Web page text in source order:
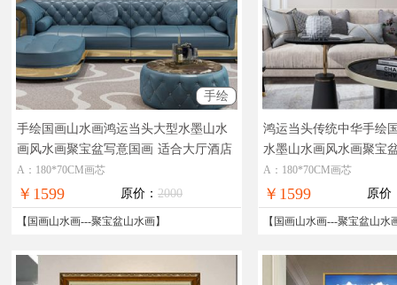
手绘
手绘国画山水画鸿运当头大型水墨山水
画风水画聚宝盆写意国画 适合大厅酒店
客厅的水墨山水画
A：180*70CM画芯
￥1599 原价： 2000
【 国画山水画---聚宝盆山水画】
鸿运当头传统中华手绘
水墨山水画风水画聚宝
好青山绿水红山头迎客
A：180*70CM画芯
￥1599 原价
【 国画山水画---聚宝盆山水